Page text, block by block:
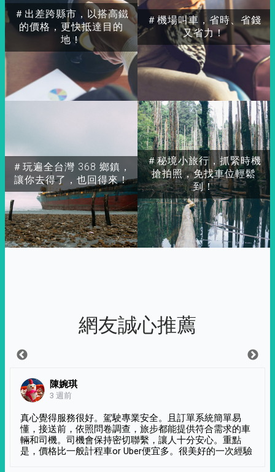
＃出差跨縣市，以搭高鐵
的價格，更快抵達目的
地！
＃玩遍全台灣 368 鄉鎮，
讓你去得了，也回得來！
＃秘境小旅行，抓緊時機
搶拍照，免找車位輕鬆
到！
＃機場叫車，省時、省錢
又省力！
網友誠心推薦
陳婉琪
3 週前
真心覺得服務很好。駕駛專業安全。且訂單系統簡單易
懂，接送前，依照問卷調查，旅步都能提供符合需求的車
輛和司機。司機會保持密切聯繫，讓人十分安心。重點
是，價格比一般計程車or Uber便宜多。很美好的一次經驗